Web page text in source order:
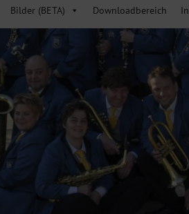
Bilder (BETA) Downloadbereich